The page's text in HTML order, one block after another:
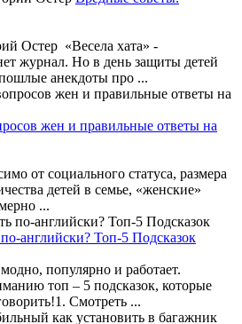
Остер «Весела хата» -
журнал. Но в день защиты детей
анекдоты про ...
жен и правильные ответы на
от социального статуса, размера
детей в семье, «женские»
...
английски? Топ-5 Подсказок
популярно и работает.
топ – 5 подсказок, которые
Смотреть ...